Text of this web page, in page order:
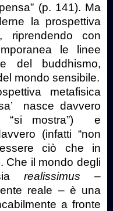
(p. 141). Ma
la prospettiva
riprendendo con
le linee
del buddhismo,
mondo sensibile.
metafisica
nasce davvero
“si mostra”)
e
(infatti “non
ciò che in
Che il mondo degli
siarealissimus –
reale – è una
a fronte